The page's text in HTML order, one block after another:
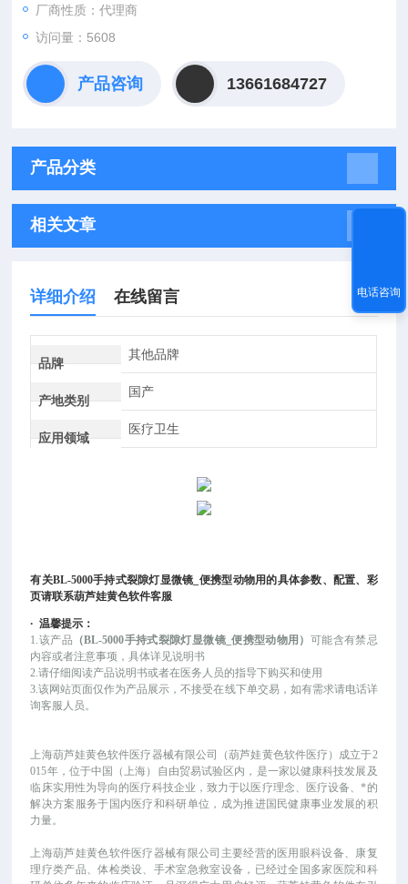
厂商性质：代理商
访问量：5608
产品咨询 13661684727
产品分类
相关文章
详细介绍 在线留言
品牌
其他品牌
产地类别
国产
应用领域
医疗卫生
有关BL-5000手持式裂隙灯显微镜_便携型动物用的具体参数、配置、彩
页请联系葫芦娃黄色软件客服
·温馨提示：
1.该产品 （BL-5000手持式裂隙灯显微镜_便携型动物用 ） 可能含有禁忌
内容或者注意事项，具体详见说明书
2.请仔细阅读产品说明书或者在医务人员的指导下购买和使用
3.该网站页面仅作为产品展示，不接受在线下单交易，如有需求请电话详
询客服人员。
上海葫芦娃黄色软件医疗器械有限公司（葫芦娃黄色软件医疗）成立于2
015年，位于中国（上海）自由贸易试验区内，是一家以健康科技发展及
临床实用性为导向的医疗科技企业，致力于以医疗理念、医疗设备、*的
解决方案服务于国内医疗和科研单位，成为推进国民健康事业发展的积
力量。
上海葫芦娃黄色软件医疗器械有限公司主要经营的医用眼科设备、康复
理疗类产品、体检类设、手术室急救室设备，已经过全国多家医院和科
电话咨询